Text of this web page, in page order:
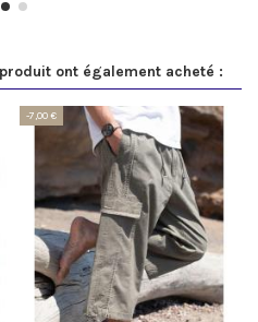
ont également acheté :
-7,00 €